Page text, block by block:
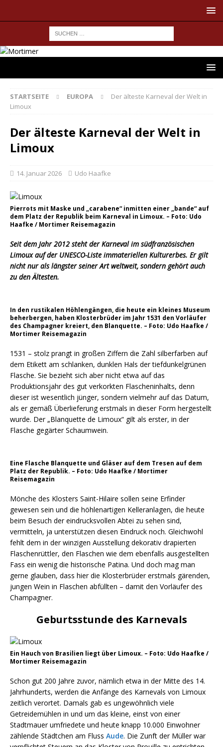
STARTSEITE EUROPA
Der älteste Karneval der Welt in
Limoux
Der älteste Karneval der Welt in
Limoux
14. Januar 2026 Udo Haafke
Pierrots mit Maske und „carabene“ inmitten einer „bande“ auf
dem Platz der Republik beim Karneval in Limoux. – Foto: Udo
Haafke / Mortimer Reisemagazin
Seit dem Jahr 2012 steht der Karneval im südfranzösischen
Limoux auf der UNESCO-Liste immateriellen Kulturerbes. Er gilt
nicht nur als längster seiner Art weltweit, sondern gehört auch
zu den Ältesten.
In den rustikalen Höhlengängen, die heute ein kleines Museum
beherbergen, haben Klosterbrüder im Jahr 1531 den Vorläufer
des Champagner kreiert, den Blanquette. – Foto: Udo Haafke /
Mortimer Reisemagazin
1531 – stolz prangt in großen Ziffern die Zahl silberfarben auf
dem Etikett am schlanken, dunklen Hals der tiefdunkelgrünen
Flasche. Sie bezieht sich aber nicht etwa auf das
Produktionsjahr des gut verkorkten Flascheninhalts, denn
dieser ist wesentlich jünger, sondern vielmehr auf das Datum,
als er gemäß Überlieferung erstmals in dieser Form hergestellt
wurde. Der „Blanquette de Limoux“ gilt als erster, in der
Flasche gegärter Schaumwein.
Eine Flasche Blanquette und Gläser auf dem Tresen auf dem
Platz der Republik. – Foto: Udo Haafke / Mortimer
Reisemagazin
Mönche des Klosters Saint-Hilaire sollen seine Erfinder
gewesen sein und die höhlenartigen Kelleranlagen, die heute
beim Besuch der eindrucksvollen Abtei zu sehen sind,
vermitteln, ja unterstützen diesen Eindruck noch. Gleichwohl
fehlt dem in der winzigen Ausstellung dekorativ drapierten
Flaschenrüttler, den Flaschen wie dem ebenfalls ausgestellten
Fass ein wenig die historische Patina. Und doch mag man
gerne glauben, dass hier die Klosterbrüder erstmals gärenden,
jungen Wein in Flaschen abfüllten – damit den Vorläufer des
Champagner.
Geburtsstunde des Karnevals
Ein Hauch von Brasilien liegt über Limoux. – Foto: Udo Haafke /
Mortimer Reisemagazin
Schon gut 200 Jahre zuvor, nämlich etwa in der Mitte des 14.
Jahrhunderts, werden die Anfänge des Karnevals von Limoux
zeitlich verortet. Damals gab es ungewöhnlich viele
Getreidemühlen in und um das kleine, einst von einer
Stadtmauer umfriedete und heute knapp 10.000 Einwohner
zählende Städtchen am Fluss Aude. Die Zunft der Müller war